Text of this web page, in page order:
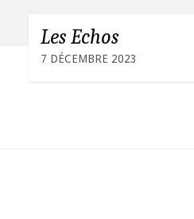
Les Echos
7 DÉCEMBRE 2023